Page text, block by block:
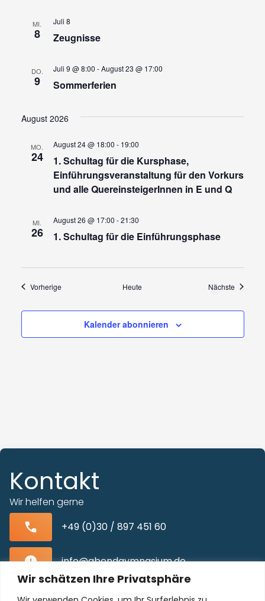
Wir schätzen Ihre Privatsphäre
MI.
8 Zeugnisse
Juli 8
DO.
9 Sommerferien
Juli 9 @ 8:00 -August 23 @ 17:00
August 2026
MO.
24
1. Schultag für die Kursphase,
Einführungsveranstaltung für den Vorkurs
und alle QuereinsteigerInnen in E und Q
August 24 @ 18:00 - 19:00
MI.
26 1. Schultag für die Einführungsphase
August 26 @ 17:00 -21:30
VorherigeVeranstaltungen Heute Nächste
Kalender abonnieren
Kontakt
Wir helfen gerne
+49 (0)30 / 897 451 60
info@abendgymnasium.de
Blissestraße 22, 10713 Berlin-Wilmersdorf